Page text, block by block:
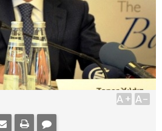
A+ A-